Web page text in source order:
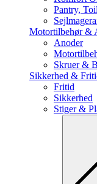
Pantry,
Motortilbehør &
Anoder
Skruer &
Sikkerhed &
Fritid
Sikkerhed
Stiger &